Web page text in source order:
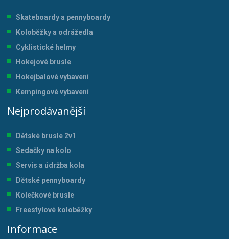
Skateboardy a pennyboardy
Koloběžky a odrážedla
Cyklistické helmy
Hokejové brusle
Hokejbalové vybavení
Kempingové vybavení
Nejprodávanější
Dětské brusle 2v1
Sedačky na kolo
Servis a údržba kola
Dětské pennyboardy
Kolečkové brusle
Freestylové koloběžky
Informace